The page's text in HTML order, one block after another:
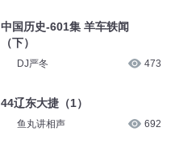
中国历史-601集 羊车轶闻
（下）
DJ严冬 473
44辽东大捷（1）
鱼丸讲相声 692